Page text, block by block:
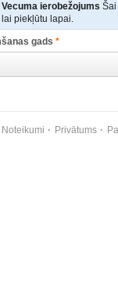
Vecuma ierobežojums Šai
lai piekļūtu lapai.
gads *
Noteikumi Privātums